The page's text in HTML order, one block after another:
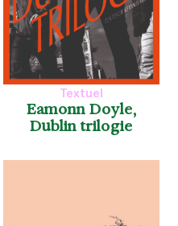
Textuel
Eamonn Doyle,
Dublin trilogie